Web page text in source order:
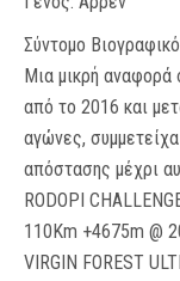
Σύντομο
Μια μικρή
από το 2016 και
αγώνες,
απόστασης μέχρι
RODOPI
110Km +4675m @
VIRGIN FOREST